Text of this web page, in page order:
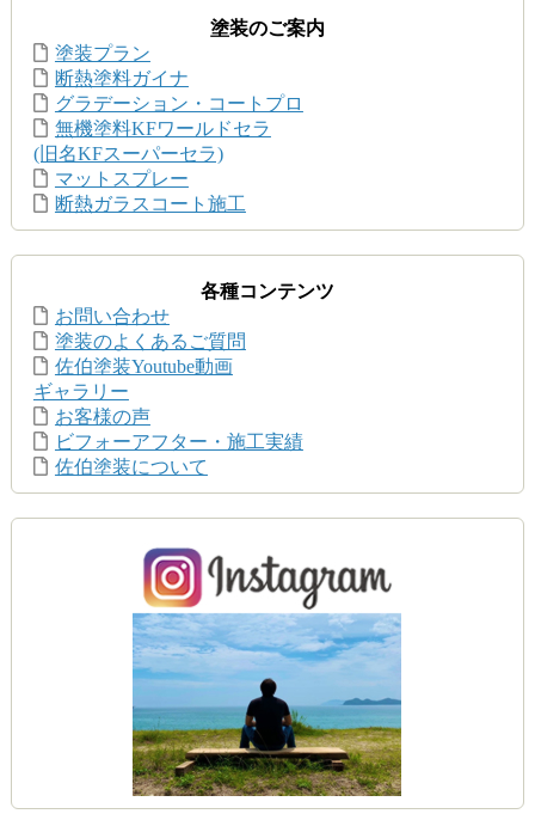
塗装のご案内
塗装プラン
断熱塗料ガイナ
グラデーション・コートプロ
無機塗料KFワールドセラ
(旧名KFスーパーセラ)
マットスプレー
断熱ガラスコート施工
各種コンテンツ
お問い合わせ
塗装のよくあるご質問
佐伯塗装Youtube動画
ギャラリー
お客様の声
ビフォーアフター・施工実績
佐伯塗装について